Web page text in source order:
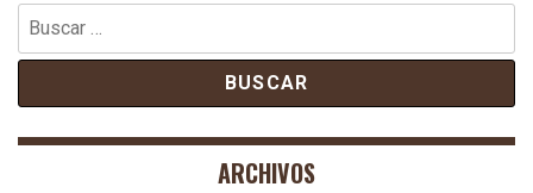
Buscar:
ARCHIVOS